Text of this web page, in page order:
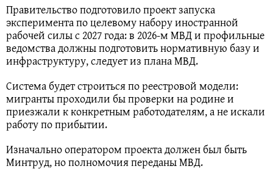
Правительство подготовило проект запуска
эксперимента по целевому набору иностранной
рабочей силы с 2027 года: в 2026-м МВД и профильные
ведомства должны подготовить нормативную базу и
инфраструктуру, следует из плана МВД.
Система будет строиться по реестровой модели:
мигранты проходили бы проверки на родине и
приезжали к конкретным работодателям, а не искали
работу по прибытии.
Изначально оператором проекта должен был быть
Минтруд, но полномочия переданы МВД.